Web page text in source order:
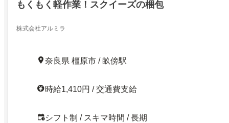
もくもく軽作業！スクイーズの梱包
株式会社アルミラ
奈良県 橿原市 / 畝傍駅
時給1,410円 / 交通費支給
シフト制 / スキマ時間 / 長期